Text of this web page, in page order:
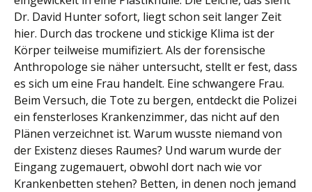
Dr. David Hunter sofort, liegt schon seit langer Zeit
hier. Durch das trockene und stickige Klima ist der
Körper teilweise mumifiziert. Als der forensische
Anthropologe sie näher untersucht, stellt er fest, dass
es sich um eine Frau handelt. Eine schwangere Frau.
Beim Versuch, die Tote zu bergen, entdeckt die Polizei
ein fensterloses Krankenzimmer, das nicht auf den
Plänen verzeichnet ist. Warum wusste niemand von
der Existenz dieses Raumes? Und warum wurde der
Eingang zugemauert, obwohl dort nach wie vor
Krankenbetten stehen? Betten, in denen noch jemand